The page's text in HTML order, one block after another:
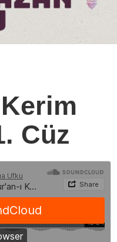
Cüz